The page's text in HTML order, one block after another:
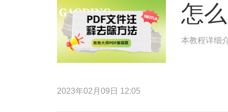
怎
本教程详细
2023年02月09日 12:05